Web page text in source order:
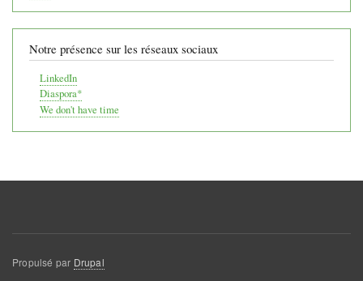
Notre présence sur les réseaux sociaux
LinkedIn
Diaspora*
We don't have time
Propulsé par Drupal